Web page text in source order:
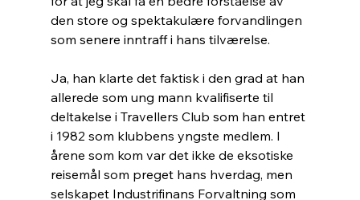
den store og spektakulære forvandlingen
som senere inntraff i hans tilværelse.
Ja, han klarte det faktisk i den grad at han
allerede som ung mann kvalifiserte til
deltakelse i Travellers Club som han entret
i 1982 som klubbens yngste medlem. I
årene som kom var det ikke de eksotiske
reisemål som preget hans hverdag, men
selskapet Industrifinans Forvaltning som